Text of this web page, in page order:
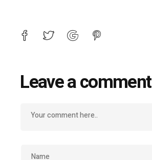
Leave a comment